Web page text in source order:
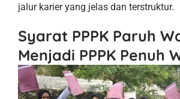
jalur karier yang jelas dan terstruktur.
Syarat PPPK Paruh
Menjadi PPPK Penuh